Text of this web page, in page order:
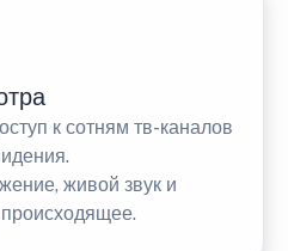
к сотням тв-каналов
живой звук и